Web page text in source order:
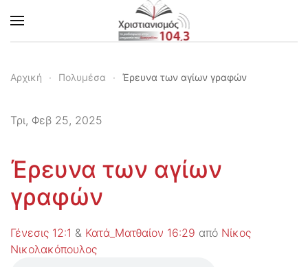
Skip to main content
Αρχική Πολυμέσα Έρευνα των αγίων γραφών
Τρι, Φεβ 25, 2025
Έρευνα των αγίων
γραφών
Γένεσις 12:1 & Κατά_Ματθαίον 16:29 από Νίκος
Νικολακόπουλος